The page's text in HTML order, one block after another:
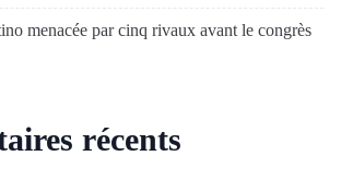
menacée par cinq rivaux avant le congrès
récents